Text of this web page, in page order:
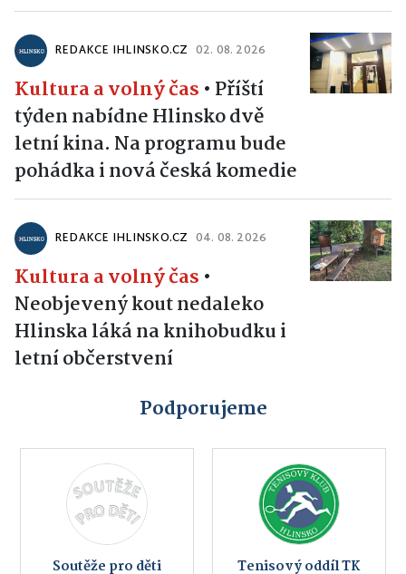
REDAKCE IHLINSKO.CZ 02. 08. 2026
Kultura a volný čas • Příští
týden nabídne Hlinsko dvě
letní kina. Na programu bude
pohádka i nová česká komedie
REDAKCE IHLINSKO.CZ 04. 08. 2026
Kultura a volný čas •
Neobjevený kout nedaleko
Hlinska láká na knihobudku i
letní občerstvení
Podporujeme
Soutěže pro děti Tenisový oddíl TK